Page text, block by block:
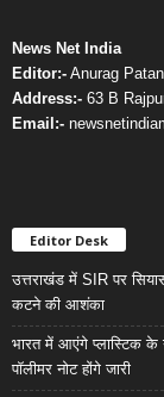
News Net India
Editor:- Anurag
Address:- 63 B
Email:-
Editor Desk
उत्तराखंड में SIR पर
कटने की आशंका
भारत में आएंगे प्लास्टिक
पॉलीमर नोट होंगे जारी